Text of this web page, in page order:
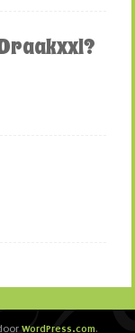
WordPress.com.